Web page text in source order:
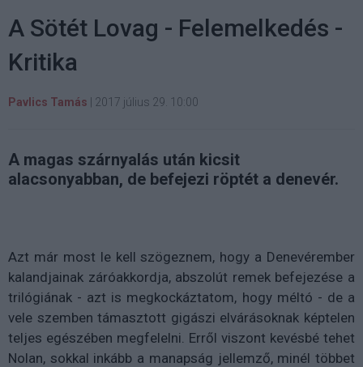
A Sötét Lovag - Felemelkedés -
Kritika
Pavlics Tamás 2017 július 29. 10:00
A magas szárnyalás után kicsit
alacsonyabban, de befejezi röptét a denevér.
Azt már most le kell szögeznem, hogy a Denevérember
kalandjainak záróakkordja, abszolút remek befejezése a
trilógiának - azt is megkockáztatom, hogy méltó - de a
vele szemben támasztott gigászi elvárásoknak képtelen
teljes egészében megfelelni. Erről viszont kevésbé tehet
Nolan, sokkal inkább a manapság jellemző, minél többet